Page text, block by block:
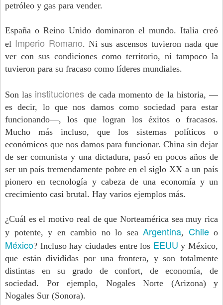
petróleo y gas para vender.
España o Reino Unido dominaron el mundo. Italia creó
el Imperio Romano. Ni sus ascensos tuvieron nada que
ver con sus condiciones como territorio, ni tampoco la
tuvieron para su fracaso como líderes mundiales.
Son las instituciones de cada momento de la historia, —
es decir, lo que nos damos como sociedad para estar
funcionando—, los que logran los éxitos o fracasos.
Mucho más incluso, que los sistemas políticos o
económicos que nos damos para funcionar. China sin dejar
de ser comunista y una dictadura, pasó en pocos años de
ser un país tremendamente pobre en el siglo XX a un país
pionero en tecnología y cabeza de una economía y un
crecimiento casi brutal. Hay varios ejemplos más.
¿Cuál es el motivo real de que Norteamérica sea muy rica
y potente, y en cambio no lo sea Argentina, Chileo
México? Incluso hay ciudades entre los EEUU y México,
que están divididas por una frontera, y son totalmente
distintas en su grado de confort, de economía, de
sociedad. Por ejemplo, Nogales Norte (Arizona) y
Nogales Sur (Sonora).